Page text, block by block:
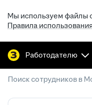
Мы используем файлы
Правила
Работодателю
Поиск сотрудников в